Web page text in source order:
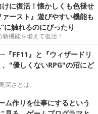
に復活！懐かしくも色褪せ
ースト』遊びやすい機能も
に触れるのにぴったり
機能を備えて復活！
『FF11』と『ウィザードリ
"優しくないRPG"の沼にど
深さとは。
ム作りを仕事にするという